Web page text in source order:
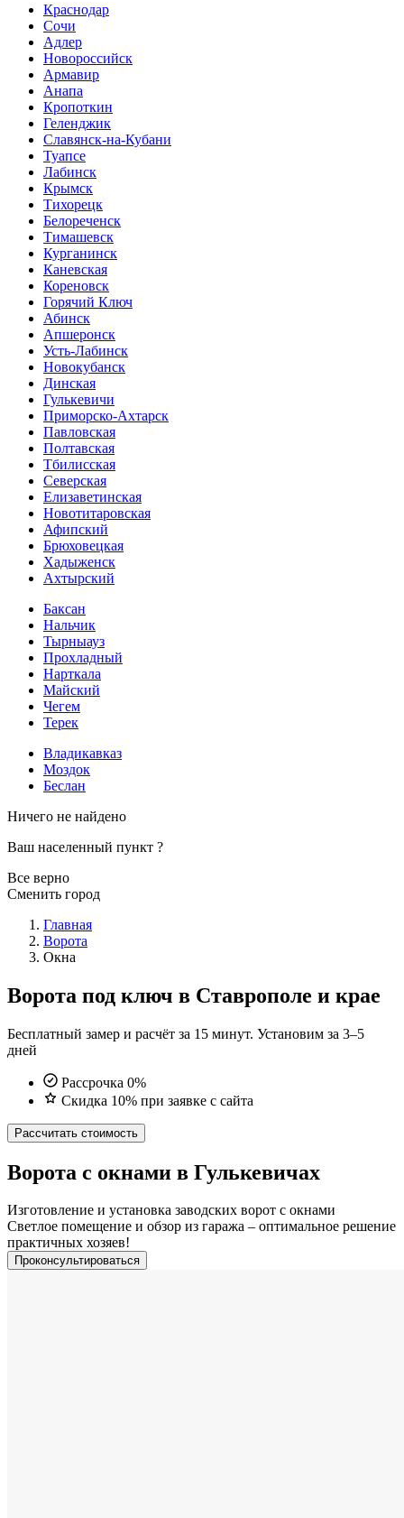
Краснодар
Сочи
Адлер
Новороссийск
Армавир
Анапа
Кропоткин
Геленджик
Славянск-на-Кубани
Туапсе
Лабинск
Крымск
Тихорецк
Белореченск
Тимашевск
Курганинск
Каневская
Кореновск
Горячий Ключ
Абинск
Апшеронск
Усть-Лабинск
Новокубанск
Динская
Гулькевичи
Приморско-Ахтарск
Павловская
Полтавская
Тбилисская
Северская
Елизаветинская
Новотитаровская
Афипский
Брюховецкая
Хадыженск
Ахтырский
Баксан
Нальчик
Тырныауз
Прохладный
Нарткала
Майский
Чегем
Терек
Владикавказ
Моздок
Беслан
Ничего не найдено
Ваш населенный пункт ?
Все верно
Сменить город
Главная
Ворота
Окна
Ворота под ключ в Ставрополе и крае
Бесплатный замер и расчёт за 15 минут. Установим за 3–5
дней
Рассрочка 0%
Скидка 10% при заявке с сайта
Рассчитать стоимость
Ворота с окнами в Гулькевичах
Изготовление и установка заводских ворот с окнами
Светлое помещение и обзор из гаража – оптимальное решение
практичных хозяев!
Проконсультироваться